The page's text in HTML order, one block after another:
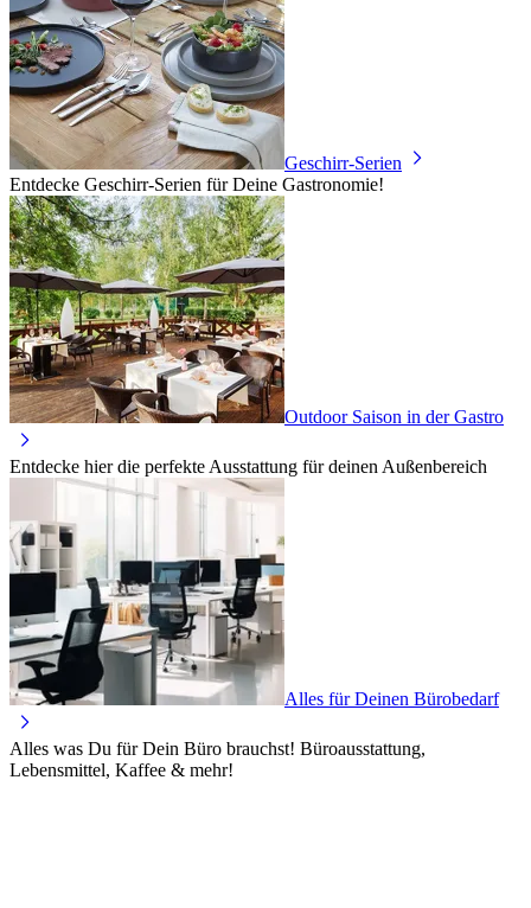
Geschirr-Serien
Entdecke Geschirr-Serien für Deine Gastronomie!
Outdoor Saison in der Gastro
Entdecke hier die perfekte Ausstattung für deinen Außenbereich
Alles für Deinen Bürobedarf
Alles was Du für Dein Büro brauchst! Büroausstattung,
Lebensmittel, Kaffee & mehr!